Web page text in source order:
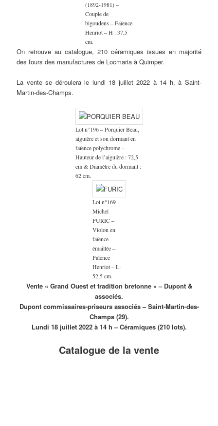
(1892-1981) –
Couple de
bigoudens – Faïence
Henriot – H : 37,5
cm.
On retrouve au catalogue, 210 céramiques issues en majorité
des fours des manufactures de Locmaria à Quimper.
La vente se déroulera le lundi 18 juillet 2022 à 14 h, à Saint-
Martin-des-Champs.
Lot n°196 – Porquier Beau,
aiguière et son dormant en
faïence polychrome –
Hauteur de l’aiguière : 72,5
cm & Diamètre du dormant :
62 cm.
Lot n°169 –
Michel
FURIC –
Violon en
faïence
émaillée –
Faïence
Henriot – L:
52,5 cm.
Vente « Grand Ouest et tradition bretonne » – Dupont &
associés.
Dupont commissaires-priseurs associés – Saint-Martin-des-
Champs (29).
Lundi 18 juillet 2022 à 14 h – Céramiques (210 lots).
Catalogue de la vente